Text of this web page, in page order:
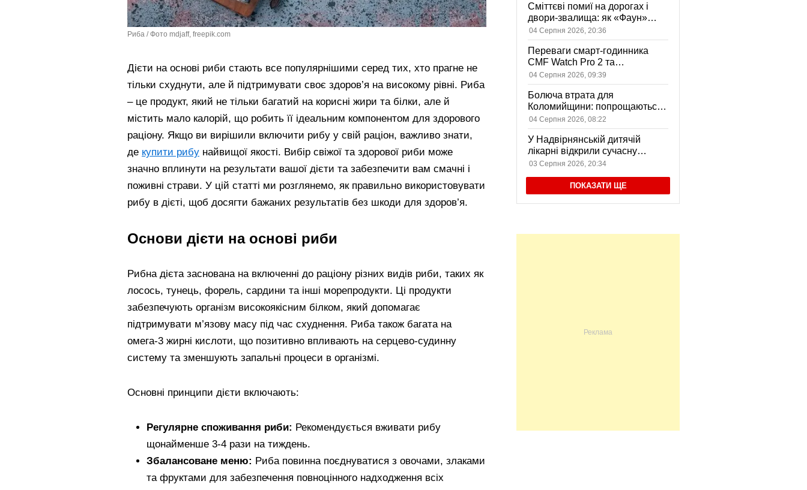
Риба / Фото mdjaff, freepik.com
Дієти на основі риби стають все популярнішими серед тих, хто прагне не
тільки схуднути, але й підтримувати своє здоров’я на високому рівні. Риба
– це продукт, який не тільки багатий на корисні жири та білки, але й
містить мало калорій, що робить її ідеальним компонентом для здорового
раціону. Якщо ви вирішили включити рибу у свій раціон, важливо знати,
де купити рибу найвищої якості. Вибір свіжої та здорової риби може
значно вплинути на результати вашої дієти та забезпечити вам смачні і
поживні страви. У цій статті ми розглянемо, як правильно використовувати
рибу в дієті, щоб досягти бажаних результатів без шкоди для здоров’я.
Основи дієти на основі риби
Рибна дієта заснована на включенні до раціону різних видів риби, таких як
лосось, тунець, форель, сардини та інші морепродукти. Ці продукти
забезпечують організм високоякісним білком, який допомагає
підтримувати м’язову масу під час схуднення. Риба також багата на
омега-3 жирні кислоти, що позитивно впливають на серцево-судинну
систему та зменшують запальні процеси в організмі.
Основні принципи дієти включають:
Регулярне споживання риби: Рекомендується вживати рибу
щонайменше 3-4 рази на тиждень.
Збалансоване меню: Риба повинна поєднуватися з овочами, злаками
та фруктами для забезпечення повноцінного надходження всіх
Сміттєві помиї на дорогах і
двори-звалища: як «Фаун»
вивозить відходи в Коломиї
04 Серпня 2026, 20:36
Переваги смарт-годинника
CMF Watch Pro 2 та
навушників CMF Buds Pro 2
для сучасних користувачів
04 Серпня 2026, 09:39
Болюча втрата для
Коломийщини: попрощаються
із захисником, який віддав
життя за Україну
04 Серпня 2026, 08:22
У Надвірнянській дитячій
лікарні відкрили сучасну
сенсорну кімнату
03 Серпня 2026, 20:34
ПОКАЗАТИ ЩЕ